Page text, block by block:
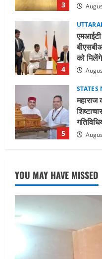
4
5
STATES
1
सहसपुर
शिविर
2
तीलू
चयन :
मिस
YOU MAY HAVE MISSED